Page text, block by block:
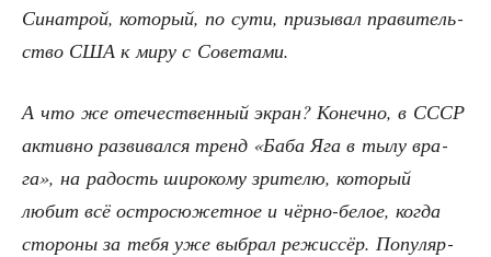
Синатрой, кото­рый, по сути, при­зы­вал пра­ви­тель­
ство США к миру с Советами.
А что же оте­че­ствен­ный экран? Конеч­но, в СССР
актив­но раз­ви­вал­ся тренд «Баба Яга в тылу вра­
га», на радость широ­ко­му зри­те­лю, кото­рый
любит всё ост­ро­сю­жет­ное и чёр­но-белое, когда
сто­ро­ны за тебя уже выбрал режис­сёр. Попу­ляр­